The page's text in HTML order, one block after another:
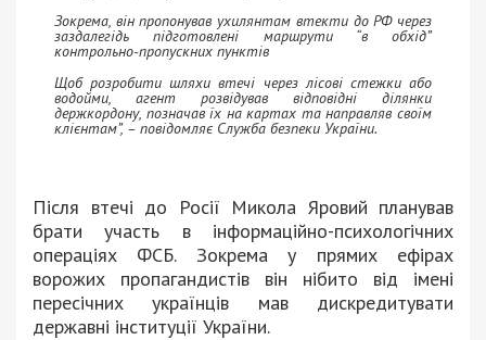
Зокрема, він пропонував ухилянтам втекти до РФ через
заздалегідь підготовлені маршрути “в обхід”
контрольно-пропускних пунктів
Щоб розробити шляхи втечі через лісові стежки або
водойми, агент розвідував відповідні ділянки
держкордону, позначав їх на картах та направляв своїм
клієнтам”, – повідомляє Служба безпеки України.
Після втечі до Росії Микола Яровий планував
брати участь в інформаційно-психологічних
операціях ФСБ. Зокрема у прямих ефірах
ворожих пропагандистів він нібито від імені
пересічних українців мав дискредитувати
державні інституції України.